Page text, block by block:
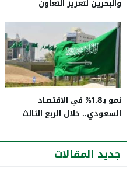
والبحرين لتعزيز التعاون
نمو بـ1.8% في الاقتصاد
السعودي.. خلال الربع الثالث
جديد المقالات